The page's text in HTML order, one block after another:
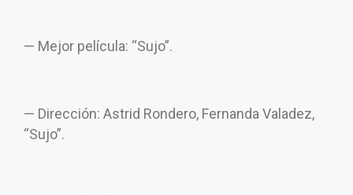
— Mejor película: “Sujo”.
— Dirección: Astrid Rondero, Fernanda Valadez,
“Sujo”.